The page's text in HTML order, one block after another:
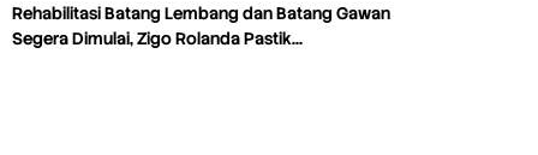
Rehabilitasi Batang Lembang dan Batang Gawan
Segera Dimulai, Zigo Rolanda Pastik…